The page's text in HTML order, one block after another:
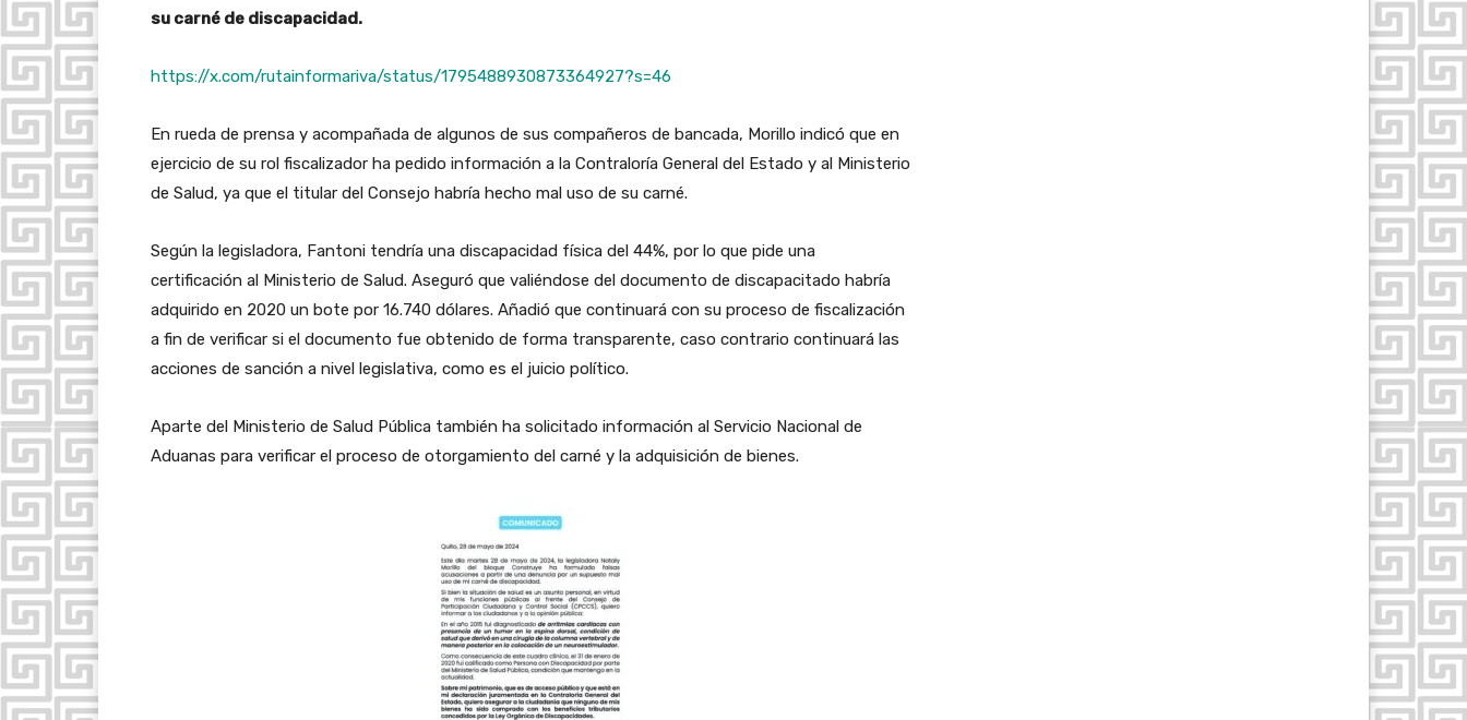
su carné de discapacidad.
https://x.com/rutainformariva/status/1795488930873364927?s=46
En rueda de prensa y acompañada de algunos de sus compañeros de bancada, Morillo indicó que en
ejercicio de su rol fiscalizador ha pedido información a la Contraloría General del Estado y al Ministerio
de Salud, ya que el titular del Consejo habría hecho mal uso de su carné.
Según la legisladora, Fantoni tendría una discapacidad física del 44%, por lo que pide una
certificación al Ministerio de Salud. Aseguró que valiéndose del documento de discapacitado habría
adquirido en 2020 un bote por 16.740 dólares. Añadió que continuará con su proceso de fiscalización
a fin de verificar si el documento fue obtenido de forma transparente, caso contrario continuará las
acciones de sanción a nivel legislativa, como es el juicio político.
Aparte del Ministerio de Salud Pública también ha solicitado información al Servicio Nacional de
Aduanas para verificar el proceso de otorgamiento del carné y la adquisición de bienes.